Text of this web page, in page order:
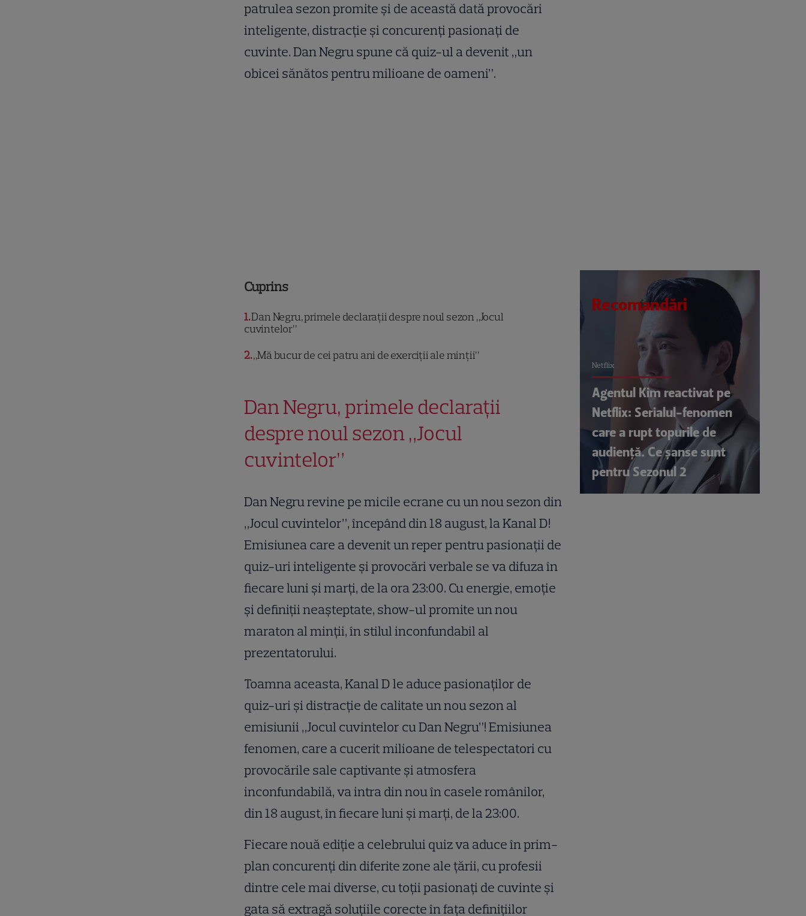
patrulea sezon promite și de această dată provocări
inteligente, distracție și concurenți pasionați de
cuvinte. Dan Negru spune că quiz-ul a devenit „un
obicei sănătos pentru milioane de oameni”.
Cuprins
1Dan Negru, primele declarații despre noul sezon „Jocul
cuvintelor”
2„Mă bucur de cei patru ani de exerciții ale minții”
Dan Negru, primele declarații
despre noul sezon „Jocul
cuvintelor”
Dan Negru revine pe micile ecrane cu un nou sezon din
„Jocul cuvintelor”, începând din 18 august, la Kanal D!
Emisiunea care a devenit un reper pentru pasionații de
quiz-uri inteligente și provocări verbale se va difuza în
fiecare luni și marți, de la ora 23:00. Cu energie, emoție
și definiții neașteptate, show-ul promite un nou
maraton al minții, în stilul inconfundabil al
prezentatorului.
Toamna aceasta, Kanal D le aduce pasionaților de
quiz-uri și distracție de calitate un nou sezon al
emisiunii „Jocul cuvintelor cu Dan Negru”! Emisiunea
fenomen, care a cucerit milioane de telespectatori cu
provocările sale captivante și atmosfera
inconfundabilă, va intra din nou în casele românilor,
din 18 august, în fiecare luni și marți, de la 23:00.
Fiecare nouă ediție a celebrului quiz va aduce în prim-
plan concurenți din diferite zone ale țării, cu profesii
dintre cele mai diverse, cu toții pasionați de cuvinte și
gata să extragă soluțiile corecte în fața definițiilor
Recomandări
Netflix
Agentul Kim reactivat pe
Netflix: Serialul-fenomen
care a rupt topurile de
audiență. Ce șanse sunt
pentru Sezonul 2